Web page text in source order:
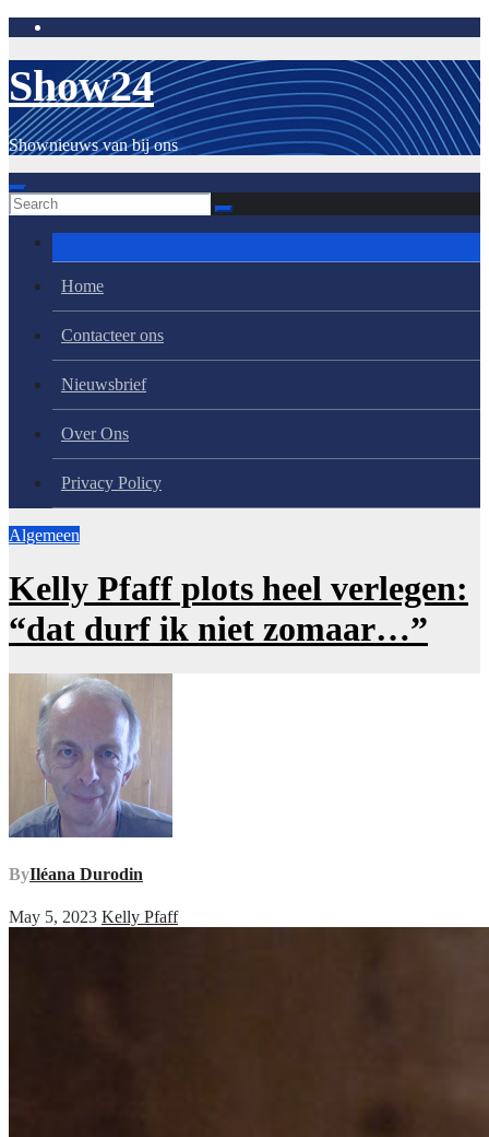
Skip
content
Show24
Shownieuws van bij ons
Home
Contacteer ons
Nieuwsbrief
Over Ons
Privacy Policy
Algemeen
Kelly Pfaff plots heel verlegen:
“dat durf ik niet zomaar…”
ByIléana Durodin
May 5, 2023 Kelly Pfaff